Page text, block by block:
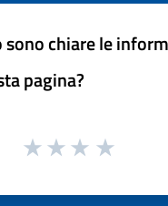
sono chiare le
pagina?